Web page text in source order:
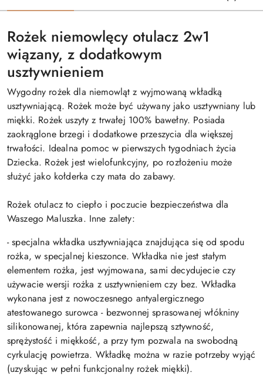
Rożek niemowlęcy otulacz 2w1
wiązany, z dodatkowym
usztywnieniem
Wygodny rożek dla niemowląt z wyjmowaną wkładką
usztywniającą. Rożek może być używany jako usztywniany lub
miękki. Rożek uszyty z trwałej 100% bawełny. Posiada
zaokrąglone brzegi i dodatkowe przeszycia dla większej
trwałości. Idealna pomoc w pierwszych tygodniach życia
Dziecka. Rożek jest wielofunkcyjny, po rozłożeniu może
służyć jako kołderka czy mata do zabawy.
Rożek otulacz to ciepło i poczucie bezpieczeństwa dla
Waszego Maluszka. Inne zalety:
- specjalna wkładka usztywniająca znajdująca się od spodu
rożka, w specjalnej kieszonce. Wkładka nie jest stałym
elementem rożka, jest wyjmowana, sami decydujecie czy
używacie wersji rożka z usztywnieniem czy bez. Wkładka
wykonana jest z nowoczesnego antyalergicznego
atestowanego surowca - bezwonnej sprasowanej włókniny
silikonowanej, która zapewnia najlepszą sztywność,
sprężystość i miękkość, a przy tym pozwala na swobodną
cyrkulację powietrza. Wkładkę można w razie potrzeby wyjąć
(uzyskując w pełni funkcjonalny rożek miękki).